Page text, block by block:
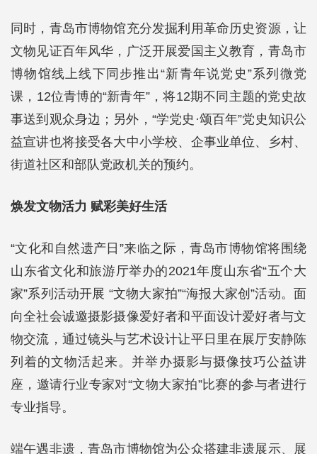
同时，青岛市博物馆充分发掘利用革命历史资源，让
文物见证百年风华，广泛开展爱国主义教育，青岛市
博物馆线上线下同步推出“新青年说党史”系列微党
课，12位青博的“新青年”，将12期不同主题的党史故
事送到观众身边；另外，“学党史·颂百年”党史知识公
益宣讲也将接受各大中小学校、企事业单位、乡村、
街道社区和部队党政机关的预约。
焕发文物活力 赋彩美好生活
“文化和自然遗产日”来临之际，青岛市博物馆将围绕
山东省文化和旅游厅举办的2021年度山东省“五个大
家”系列活动开展 “文物大家拍”“海报大家创”活动。面
向全社会诚邀摄影摄像爱好者和平面设计爱好者与文
物交流，通过镜头与艺术设计让平日里在展厅安静陈
列着的文物活起来。并举办摄影与摄像技巧公益讲
座，邀请行业专家对“文物大家拍”比赛的参与者进行
专业指导。
端午遇非遗，青岛市博物馆为公众搭建非遗展示、展